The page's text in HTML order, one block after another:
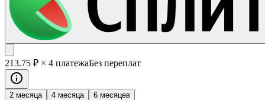
213.75 ₽ × 4 платежаБез переплат
2 месяца 4 месяца 6 месяцев